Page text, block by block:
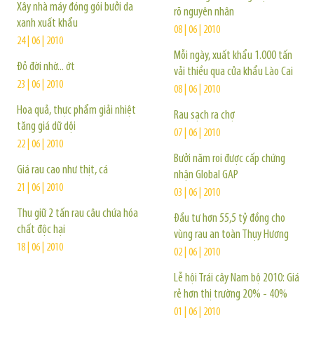
Xây nhà máy đóng gói bưởi da
xanh xuất khẩu
24 | 06 | 2010
Đỏ đời nhờ... ớt
23 | 06 | 2010
Hoa quả, thực phẩm giải nhiệt
tăng giá dữ dội
22 | 06 | 2010
Giá rau cao như thịt, cá
21 | 06 | 2010
Thu giữ 2 tấn rau câu chứa hóa
chất độc hại
18 | 06 | 2010
rõ nguyên nhân
08 | 06 | 2010
Mỗi ngày, xuất khẩu 1.000 tấn
vải thiều qua cửa khẩu Lào Cai
08 | 06 | 2010
Rau sạch ra chợ
07 | 06 | 2010
Bưởi năm roi được cấp chứng
nhận Global GAP
03 | 06 | 2010
Đầu tư hơn 55,5 tỷ đồng cho
vùng rau an toàn Thụy Hương
02 | 06 | 2010
Lễ hội Trái cây Nam bộ 2010: Giá
rẻ hơn thị trường 20% - 40%
01 | 06 | 2010